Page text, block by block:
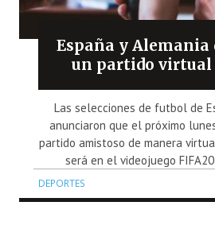
España y
un partido virtual
Las selecciones de futbol de
anunciaron que el próximo
partido amistoso de manera
será en el videojuego
DEPORTES